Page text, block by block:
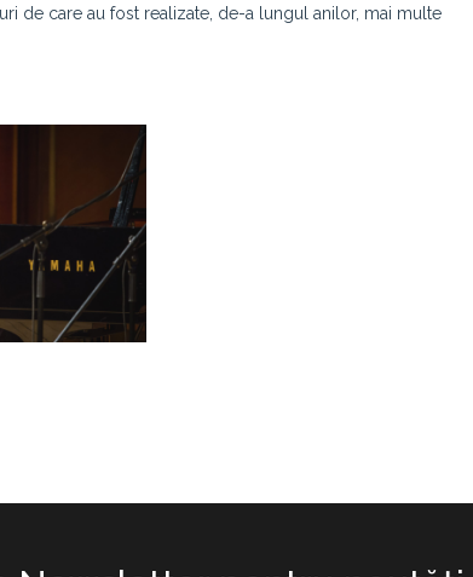
de care au fost realizate, de-a lungul anilor, mai multe